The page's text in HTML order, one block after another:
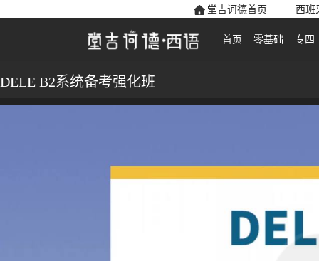
堂吉诃德首页 西班
首页 零基础 专四
DELE B2系统备考强化班